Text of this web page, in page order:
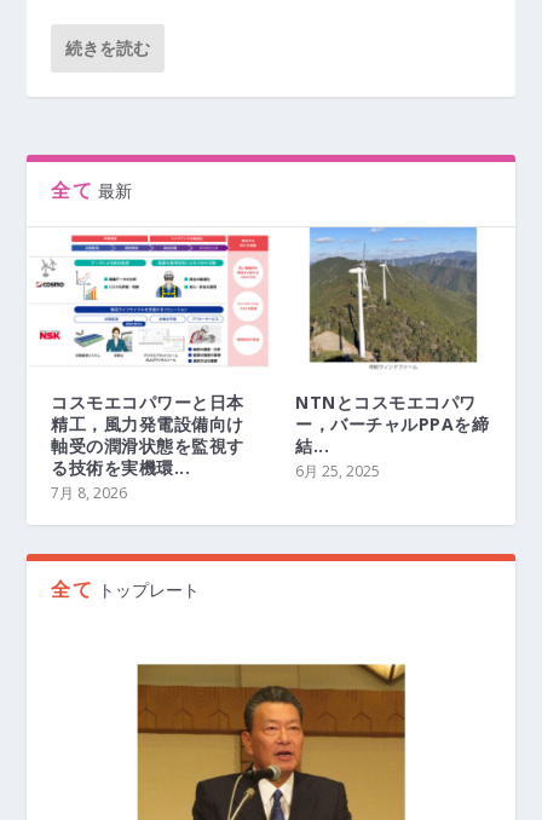
続きを読む
全て 最新
コスモエコパワーと日本
精工，風力発電設備向け
軸受の潤滑状態を監視す
る技術を実機環...
7月 8, 2026
NTNとコスモエコパワ
ー，バーチャルPPAを締
結...
6月 25, 2025
全て トップレート